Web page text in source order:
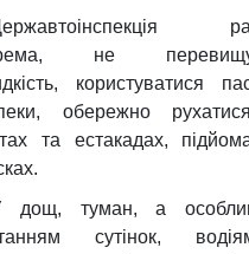
не
користуватися
обережно
та естакадах,
дощ, туман, а
сутінок,